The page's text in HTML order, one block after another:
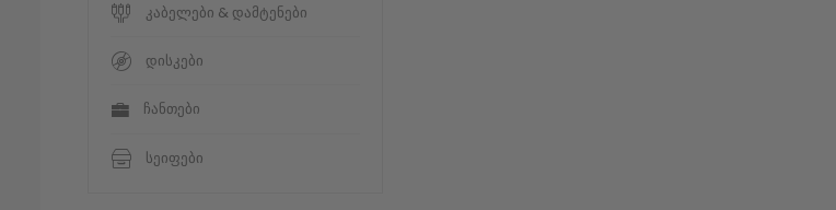
კაბელები & დამტენები
დისკები
ჩანთები
სეიფები